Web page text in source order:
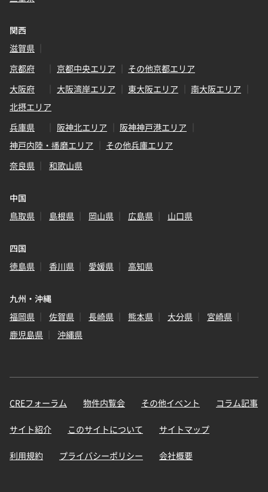
関西
滋賀県
京都府
京都中央エリア
その他京都エリア
大阪府
大阪湾岸エリア 東大阪エリア
南大阪エリア
北摂エリア
兵庫県
阪神北エリア
阪神神戸港エリア
神戸内陸・播磨エリア
その他兵庫エリア
奈良県
和歌山県
中国
鳥取県
島根県 岡山県 広島県 山口県
四国
徳島県
香川県 愛媛県 高知県
九州・沖縄
福岡県
佐賀県 長崎県 熊本県 大分県
宮崎県
鹿児島県
沖縄県
CREフォーラム 物件内覧会 その他イベント コラム記事
サイト紹介 このサイトについて サイトマップ
利用規約 プライバシーポリシー 会社概要